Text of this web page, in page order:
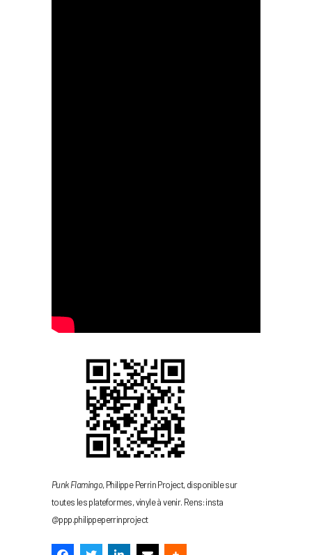
Punk Flamingo, Philippe Perrin Project, disponible sur
toutes les plateformes, vinyle à venir. Rens: insta
@ppp.philippeperrinproject